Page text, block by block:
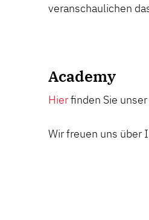
veranschaulichen
Academy
Hierfinden Sie
Wir freuen uns über